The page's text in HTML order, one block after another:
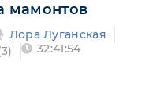
мамонтов
Лора Луганская
32:41:54